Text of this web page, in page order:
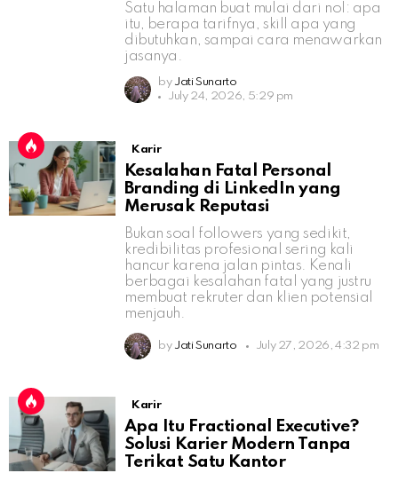
Satu halaman buat mulai dari nol: apa
itu, berapa tarifnya, skill apa yang
dibutuhkan, sampai cara menawarkan
jasanya.
by Jati Sunarto
July 24, 2026, 5:29 pm
Karir
Kesalahan Fatal Personal
Branding di LinkedIn yang
Merusak Reputasi
Bukan soal followers yang sedikit,
kredibilitas profesional sering kali
hancur karena jalan pintas. Kenali
berbagai kesalahan fatal yang justru
membuat rekruter dan klien potensial
menjauh.
by Jati Sunarto July 27, 2026, 4:32 pm
Karir
Apa Itu Fractional Executive?
Solusi Karier Modern Tanpa
Terikat Satu Kantor